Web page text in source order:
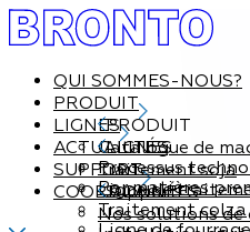
QUI SOMMES-NOUS?
PRODUIT
PRODUIT
Catalogue de
Processus
Par matières
LIGNES
LIGNES
Traitement soja
Ligne de
Traitement colza
ACTUALITÉS
SUPPORT
Support
Nos solutions
COORDONNÉES